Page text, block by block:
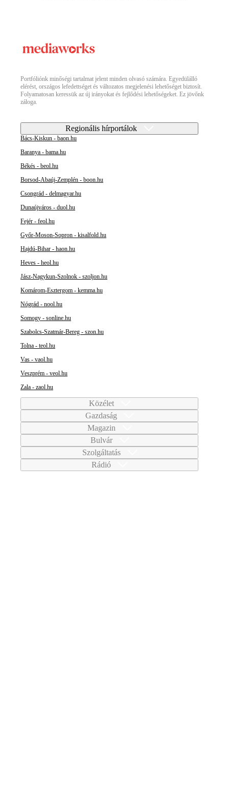
Portfóliónk minőségi tartalmat jelent minden olvasó számára. Egyedülálló
elérést, országos lefedettséget és változatos megjelenési lehetőséget biztosít.
Folyamatosan keressük az új irányokat és fejlődési lehetőségeket. Ez jövőnk
záloga.
Regionális hírportálok
Bács-Kiskun - baon.hu
Baranya - bama.hu
Békés - beol.hu
Borsod-Abaúj-Zemplén - boon.hu
Csongrád - delmagyar.hu
Dunaújváros - duol.hu
Fejér - feol.hu
Győr-Moson-Sopron - kisalfold.hu
Hajdú-Bihar - haon.hu
Heves - heol.hu
Jász-Nagykun-Szolnok - szoljon.hu
Komárom-Esztergom - kemma.hu
Nógrád - nool.hu
Somogy - sonline.hu
Szabolcs-Szatmár-Bereg - szon.hu
Tolna - teol.hu
Vas - vaol.hu
Veszprém - veol.hu
Zala - zaol.hu
Közélet
Gazdaság
Magazin
Bulvár
Szolgáltatás
Rádió